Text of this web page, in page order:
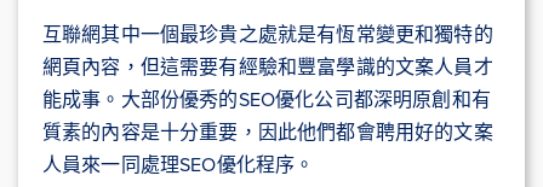
互聯網其中一個最珍貴之處就是有恆常變更和獨特的
網頁內容，但這需要有經驗和豐富學識的文案人員才
能成事。大部份優秀的SEO優化公司都深明原創和有
質素的內容是十分重要，因此他們都會聘用好的文案
人員來一同處理SEO優化程序。